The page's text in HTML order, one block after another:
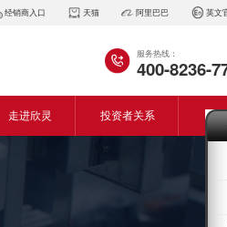
经销商入口 天猫 阿里巴巴 英文
服务热线：
400-8236-
走进欣灵 投资者关系